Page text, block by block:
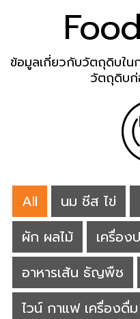
Food
ข้อมูลเกี่ยวกับวัตถุดิบใน
วัตถุดิบก่
All นม ชีส ไข่
ผัก ผลไม้
เครื่อง
อาหารเส้น ธัญพืช
ไวน์ กาแฟ เครื่องดื่ม